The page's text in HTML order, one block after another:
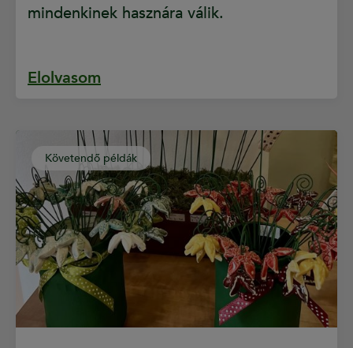
mindenkinek hasznára válik.
Elolvasom
Követendő példák